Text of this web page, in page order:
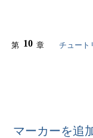
第 10 章 チュート
マーカーを追